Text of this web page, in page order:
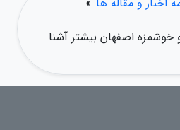
اصفهان بیشتر آشنا